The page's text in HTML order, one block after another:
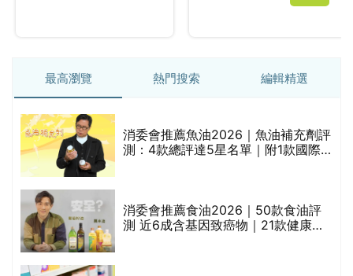
最高瀏覽 熱門搜索 編輯精選
消委會推薦魚油2026｜魚油補充劑評
測：4款總評達5星名單｜附1款國際
消委會推薦食油2026｜50款食油評
測 近6成含基因致癌物｜21款健康煮